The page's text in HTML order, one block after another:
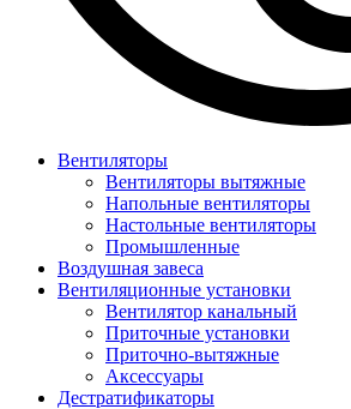
Вентиляторы
Вентиляторы вытяжные
Напольные вентиляторы
Настольные вентиляторы
Промышленные
Воздушная завеса
Вентиляционные установки
Вентилятор канальный
Приточные установки
Приточно-вытяжные
Аксессуары
Дестратификаторы